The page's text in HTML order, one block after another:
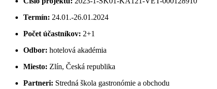
Termín: 24.01.-26.01.2024
Počet účastníkov: 2+1
Odbor: hotelová akadémia
Miesto: Zlín, Česká republika
Partneri: Stredná škola gastronómie a obchodu